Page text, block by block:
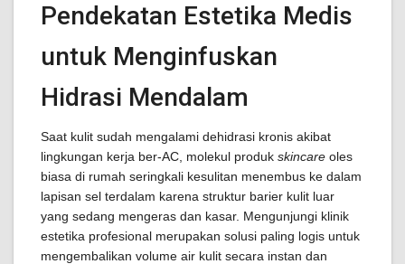
Pendekatan Estetika Medis
untuk Menginfuskan
Hidrasi Mendalam
Saat kulit sudah mengalami dehidrasi kronis akibat
lingkungan kerja ber-AC, molekul produk skincare oles
biasa di rumah seringkali kesulitan menembus ke dalam
lapisan sel terdalam karena struktur barier kulit luar
yang sedang mengeras dan kasar. Mengunjungi klinik
estetika profesional merupakan solusi paling logis untuk
mengembalikan volume air kulit secara instan dan